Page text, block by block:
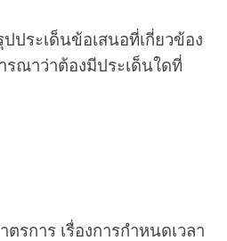
ระเด็นข้อเสนอที่เกี่ยวข้อง
รณาว่าต้องมีประเด็นใดที่
รการ เรื่องการกำหนดเวลา